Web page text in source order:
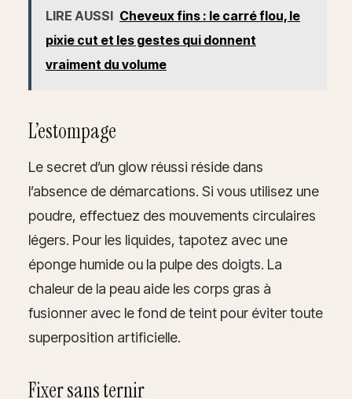
LIRE AUSSI Cheveux fins : le carré flou, le
pixie cut et les gestes qui donnent
vraiment du volume
L’estompage
Le secret d’un glow réussi réside dans
l’absence de démarcations. Si vous utilisez une
poudre, effectuez des mouvements circulaires
légers. Pour les liquides, tapotez avec une
éponge humide ou la pulpe des doigts. La
chaleur de la peau aide les corps gras à
fusionner avec le fond de teint pour éviter toute
superposition artificielle.
Fixer sans ternir